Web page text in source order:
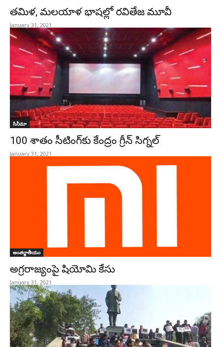
తమిళ, మలయాళ భాషల్లో రవితేజ మూవీ
January 31, 2021
సినీమా
100 శాతం సీటింగ్‌కు కేంద్రం గ్రీన్‌ సిగ్నల్‌
January 31, 2021
అంతర్జాతీయం
అగ్రరాజ్యంపై షియోమి కేసు
January 31, 2021